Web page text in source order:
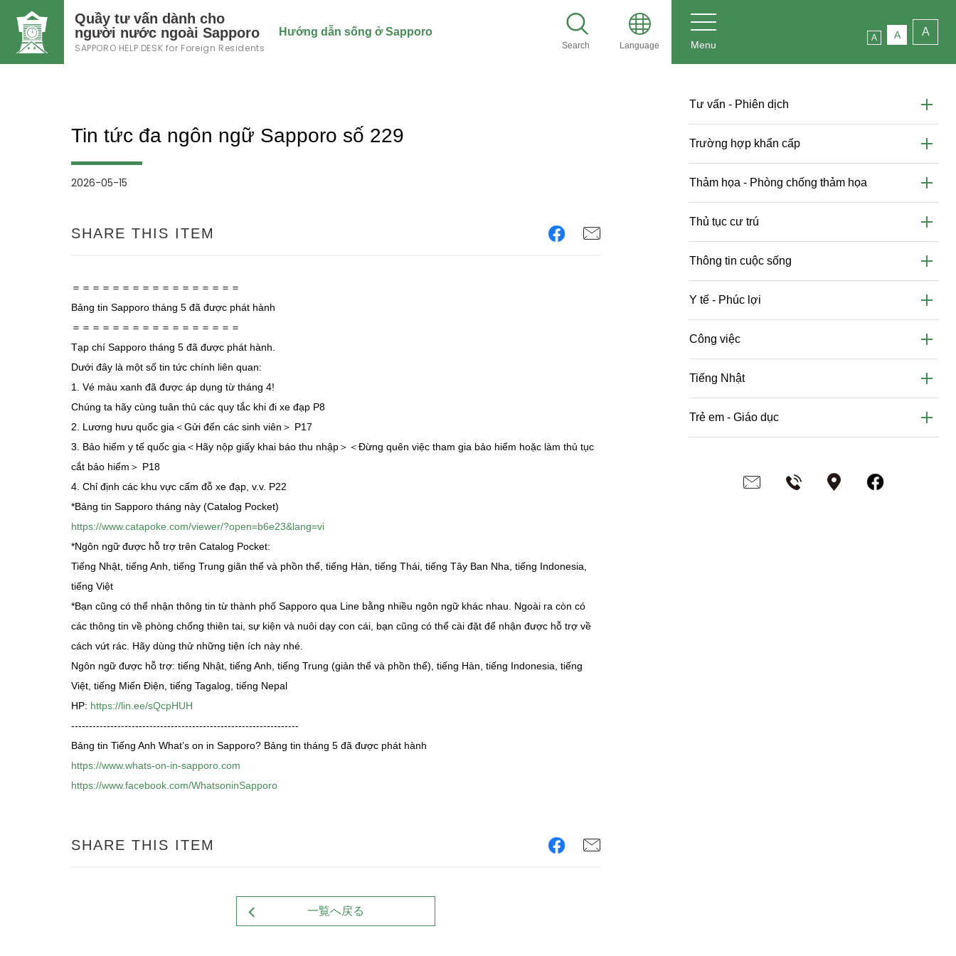
Quầy tư vấn dành cho
người nước ngoài Sapporo
SAPPORO HELP DESK for Foreign Residents
Hướng dẫn sống ở Sapporo
Search Language Menu
A A A
Tư vấn - Phiên dịch
Trường hợp khẩn cấp
Thảm họa - Phòng chống thảm họa
Thủ tục cư trú
Thông tin cuộc sống
Y tế - Phúc lợi
Công việc
Tiếng Nhật
Trẻ em - Giáo dục
Tin tức đa ngôn ngữ Sapporo số 229
2026-05-15
SHARE THIS ITEM
＝＝＝＝＝＝＝＝＝＝＝＝＝＝＝＝＝
Bảng tin Sapporo tháng 5 đã được phát hành
＝＝＝＝＝＝＝＝＝＝＝＝＝＝＝＝＝
Tạp chí Sapporo tháng 5 đã được phát hành.
Dưới đây là một số tin tức chính liên quan:
1. Vé màu xanh đã được áp dụng từ tháng 4!
Chúng ta hãy cùng tuân thủ các quy tắc khi đi xe đạp P8
2. Lương hưu quốc gia＜Gửi đến các sinh viên＞ P17
3. Bảo hiểm y tế quốc gia＜Hãy nộp giấy khai báo thu nhập＞＜Đừng quên việc tham gia bảo hiểm hoặc làm thủ tục
cắt bảo hiểm＞ P18
4. Chỉ định các khu vực cấm đỗ xe đạp, v.v. P22
*Bảng tin Sapporo tháng này (Catalog Pocket)
https://www.catapoke.com/viewer/?open=b6e23&lang=vi
*Ngôn ngữ được hỗ trợ trên Catalog Pocket:
Tiếng Nhật, tiếng Anh, tiếng Trung giãn thể và phồn thể, tiếng Hàn, tiếng Thái, tiếng Tây Ban Nha, tiếng Indonesia,
tiếng Việt
*Bạn cũng có thể nhận thông tin từ thành phố Sapporo qua Line bằng nhiều ngôn ngữ khác nhau. Ngoài ra còn có
các thông tin về phòng chống thiên tai, sự kiện và nuôi dạy con cái, bạn cũng có thể cài đặt để nhận được hỗ trợ về
cách vứt rác. Hãy dùng thử những tiện ích này nhé.
Ngôn ngữ được hỗ trợ: tiếng Nhật, tiếng Anh, tiếng Trung (giản thể và phồn thể), tiếng Hàn, tiếng Indonesia, tiếng
Việt, tiếng Miến Điện, tiếng Tagalog, tiếng Nepal
HP: https://lin.ee/sQcpHUH
----------------------------------------------------------------
Bảng tin Tiếng Anh What’s on in Sapporo? Bảng tin tháng 5 đã được phát hành
https://www.whats-on-in-sapporo.com
https://www.facebook.com/WhatsoninSapporo
SHARE THIS ITEM
一覧へ戻る